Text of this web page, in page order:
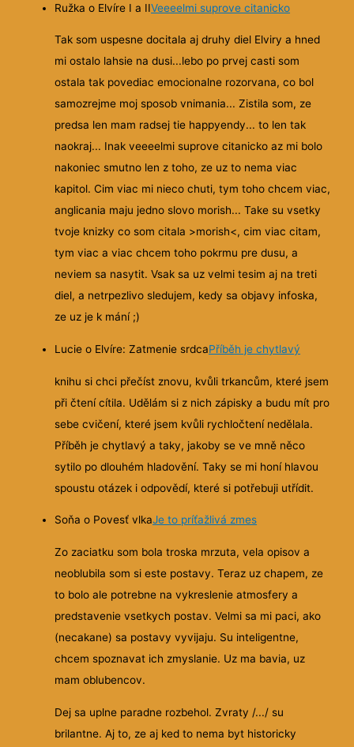
Ružka o Elvíre I a IIVeeeelmi suprove citanicko
Tak som uspesne docitala aj druhy diel Elviry a hned
mi ostalo lahsie na dusi...lebo po prvej casti som
ostala tak povediac emocionalne rozorvana, co bol
samozrejme moj sposob vnimania... Zistila som, ze
predsa len mam radsej tie happyendy... to len tak
naokraj... Inak veeeelmi suprove citanicko az mi bolo
nakoniec smutno len z toho, ze uz to nema viac
kapitol. Cim viac mi nieco chuti, tym toho chcem viac,
anglicania maju jedno slovo morish... Take su vsetky
tvoje knizky co som citala >morish<, cim viac citam,
tym viac a viac chcem toho pokrmu pre dusu, a
neviem sa nasytit. Vsak sa uz velmi tesim aj na treti
diel, a netrpezlivo sledujem, kedy sa objavy infoska,
ze uz je k mání ;)
Lucie o Elvíre: Zatmenie srdcaPříběh je chytlavý
knihu si chci přečíst znovu, kvůli trkancům, které jsem
při čtení cítila. Udělám si z nich zápisky a budu mít pro
sebe cvičení, které jsem kvůli rychločtení nedělala.
Příběh je chytlavý a taky, jakoby se ve mně něco
sytilo po dlouhém hladovění. Taky se mi honí hlavou
spoustu otázek i odpovědí, které si potřebuji utřídit.
Soňa o Povesť vlkaJe to príťažlivá zmes
Zo zaciatku som bola troska mrzuta, vela opisov a
neoblubila som si este postavy. Teraz uz chapem, ze
to bolo ale potrebne na vykreslenie atmosfery a
predstavenie vsetkych postav. Velmi sa mi paci, ako
(necakane) sa postavy vyvijaju. Su inteligentne,
chcem spoznavat ich zmyslanie. Uz ma bavia, uz
mam oblubencov.
Dej sa uplne paradne rozbehol. Zvraty /.../ su
brilantne. Aj to, ze aj ked to nema byt historicky